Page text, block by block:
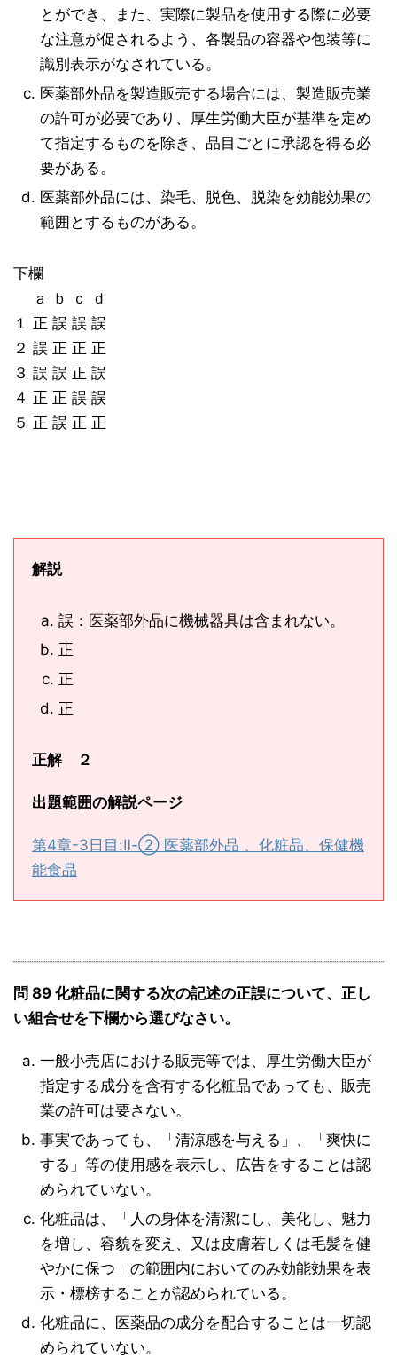
とができ、また、実際に製品を使用する際に必要
な注意が促されるよう、各製品の容器や包装等に
識別表示がなされている。
医薬部外品を製造販売する場合には、製造販売業
の許可が必要であり、厚生労働大臣が基準を定め
て指定するものを除き、品目ごとに承認を得る必
要がある。
医薬部外品には、染毛、脱色、脱染を効能効果の
範囲とするものがある。
下欄
ａ ｂ ｃ ｄ
１ 正 誤 誤 誤
２ 誤 正 正 正
３ 誤 誤 正 誤
４ 正 正 誤 誤
５ 正 誤 正 正
解説
誤：医薬部外品に機械器具は含まれない。
正
正
正
正解 ２
出題範囲の解説ページ
第4章-3日目:Ⅱ-② 医薬部外品 、化粧品、保健機
能食品
問 89 化粧品に関する次の記述の正誤について、正し
い組合せを下欄から選びなさい。
一般小売店における販売等では、厚生労働大臣が
指定する成分を含有する化粧品であっても、販売
業の許可は要さない。
事実であっても、「清涼感を与える」、「爽快に
する」等の使用感を表示し、広告をすることは認
められていない。
化粧品は、「人の身体を清潔にし、美化し、魅力
を増し、容貌を変え、又は皮膚若しくは毛髪を健
やかに保つ」の範囲内においてのみ効能効果を表
示・標榜することが認められている。
化粧品に、医薬品の成分を配合することは一切認
められていない。